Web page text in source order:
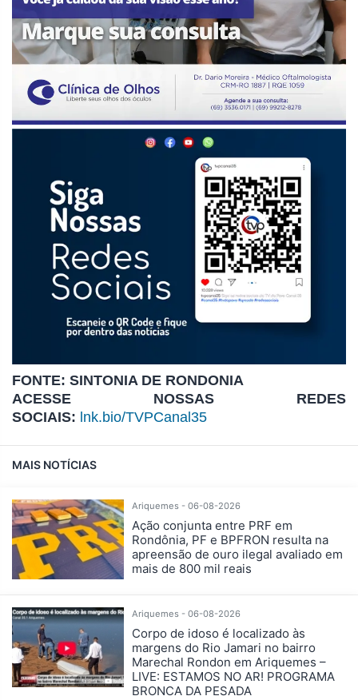
FONTE: SINTONIA DE RONDONIA
ACESSE NOSSAS REDES
SOCIAIS: lnk.bio/TVPCanal35
MAIS NOTÍCIAS
Ariquemes - 06-08-2026
Ação conjunta entre PRF em
Rondônia, PF e BPFRON resulta na
apreensão de ouro ilegal avaliado em
mais de 800 mil reais
Ariquemes - 06-08-2026
Corpo de idoso é localizado às
margens do Rio Jamari no bairro
Marechal Rondon em Ariquemes –
LIVE: ESTAMOS NO AR! PROGRAMA
BRONCA DA PESADA